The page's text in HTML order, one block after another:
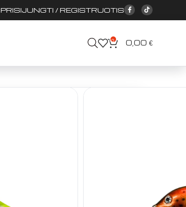
PRISIJUNGTI / REGISTRUOTIS
0 0,00 €